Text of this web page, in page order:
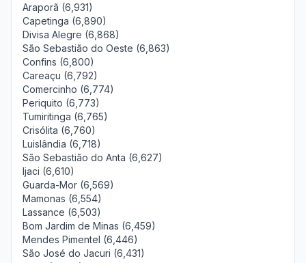
Araporã (6,931)
Capetinga (6,890)
Divisa Alegre (6,868)
São Sebastião do Oeste (6,863)
Confins (6,800)
Careaçu (6,792)
Comercinho (6,774)
Periquito (6,773)
Tumiritinga (6,765)
Crisólita (6,760)
Luislândia (6,718)
São Sebastião do Anta (6,627)
Ijaci (6,610)
Guarda-Mor (6,569)
Mamonas (6,554)
Lassance (6,503)
Bom Jardim de Minas (6,459)
Mendes Pimentel (6,446)
São José do Jacuri (6,431)